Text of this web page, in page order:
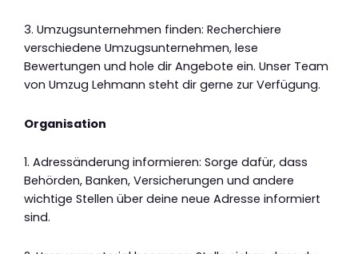
3. Umzugsunternehmen finden: Recherchiere
verschiedene Umzugsunternehmen, lese
Bewertungen und hole dir Angebote ein. Unser Team
von Umzug Lehmann steht dir gerne zur Verfügung.
Organisation
1. Adressänderung informieren: Sorge dafür, dass
Behörden, Banken, Versicherungen und andere
wichtige Stellen über deine neue Adresse informiert
sind.